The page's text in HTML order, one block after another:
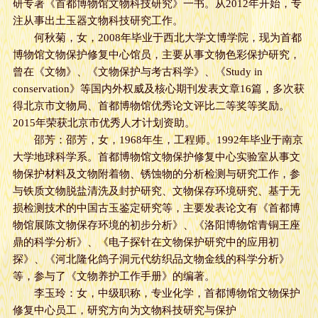
研专著《首都博物馆文物科技研究》一书。从2012年开始，专
注从事出土玉器文物科技研究工作。
何秋菊，女，2008年毕业于西北大学文博学院，现为首都
博物馆文物保护修复中心馆员，主要从事文物色彩保护研究，
曾在《文物》、《文物保护与考古科学》、《Study in
conservation》等国内外权威及核心期刊发表文章16篇，多次获
得北京市文物局、首都博物馆优秀论文评比二等奖等奖励。
2015年荣获北京市优秀人才计划资助。
邵芳：邵芳，女，1968年生，工程师。1992年毕业于南京
大学地球科学系。首都博物馆文物保护修复中心实验室从事文
物保护材料及文物附着物、锈蚀物的分析检测与研究工作，参
与铁质文物脱盐清洗及封护研究、文物保存环境研究、基于无
损检测技术的中国古玉鉴定研究等，主要发表论文有《首都博
物馆展陈文物保存环境的初步分析》、《洛阳博物馆青铜王座
鼎的科学分析》、《电子探针在文物保护研究中的应用初
探》、《河北隆化鸽子洞元代纺织品文物金线的科学分析》
等，参与了《文物养护工作手册》的编著。
李玉玲：女，中级职称，专业化学，首都博物馆文物保护
修复中心员工，研究方向为文物科技研究与保护